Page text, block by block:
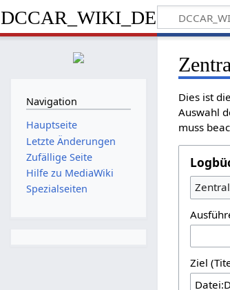
DCCAR_WIKI_DE
Dies ist
Auswahl
muss
Ziel
Navigation
Hauptseite
Letzte Änderungen
Zufällige Seite
Hilfe zu MediaWiki
Spezialseiten